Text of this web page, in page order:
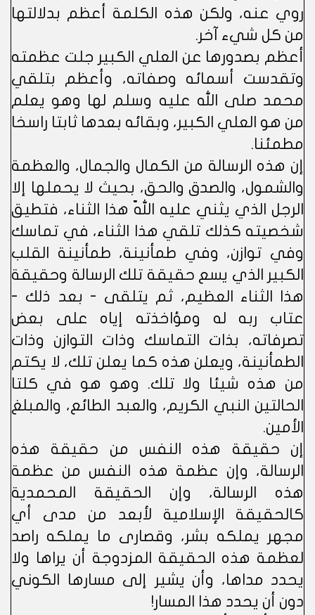
روي عنه، ولكن هذه الكلمة أعظم بدلالتها
من كل شيء آخر.
أعظم بصدورها عن العلي الكبير جلت عظمته
وتقدست أسمائه وصفاته، وأعظم بتلقي
محمد صلى الله عليه وسلم لها وهو يعلم
من هو العلي الكبير، وبقائه بعدها ثابتا راسخا
مطمئنا.
إن هذه الرسالة من الكمال والجمال، والعظمة
والشمول، والصدق والحق، بحيث لا يحملها إلا
الرجل الذي يثني عليه اللّه هذا الثناء، فتطيق
شخصيته كذلك تلقي هذا الثناء، في تماسك
وفي توازن، وفي طمأنينة، طمأنينة القلب
الكبير الذي يسع حقيقة تلك الرسالة وحقيقة
هذا الثناء العظيم، ثم يتلقى - بعد ذلك -
عتاب ربه له ومؤاخذته إياه على بعض
تصرفاته، بذات التماسك وذات التوازن وذات
الطمأنينة، ويعلن هذه كما يعلن تلك، لا يكتم
من هذه شيئا ولا تلك. وهو هو في كلتا
الحالتين النبي الكريم، والعبد الطائع، والمبلغ
الأمين.
إن حقيقة هذه النفس من حقيقة هذه
الرسالة، وإن عظمة هذه النفس من عظمة
هذه الرسالة، وإن الحقيقة المحمدية
كالحقيقة الإسلامية لأبعد من مدى أي
مجهر يملكه بشر، وقصارى ما يملكه راصد
لعظمة هذه الحقيقة المزدوجة أن يراها ولا
يحدد مداها، وأن يشير إلى مسارها الكوني
دون أن يحدد هذا المسار!